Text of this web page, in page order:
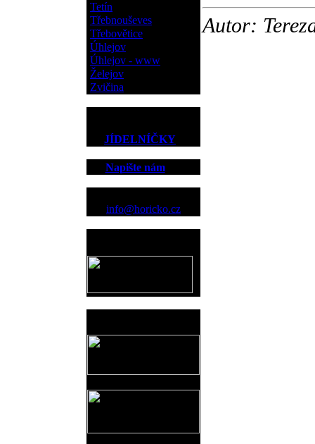
Tetín
Třebnouševes
Třebovětice
Úhlejov
Úhlejov - www
Želejov
Zvičina
JÍDELNÍČKY
Napište nám
info@horicko.cz
Autor: